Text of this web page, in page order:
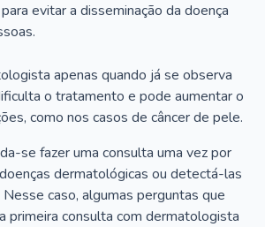
evitar a disseminação da doença
apenas quando já se observa
o tratamento e pode aumentar o
como nos casos de câncer de pele.
se fazer uma consulta uma vez por
dermatológicas ou detectá-las
caso, algumas perguntas que
primeira consulta com dermatologista